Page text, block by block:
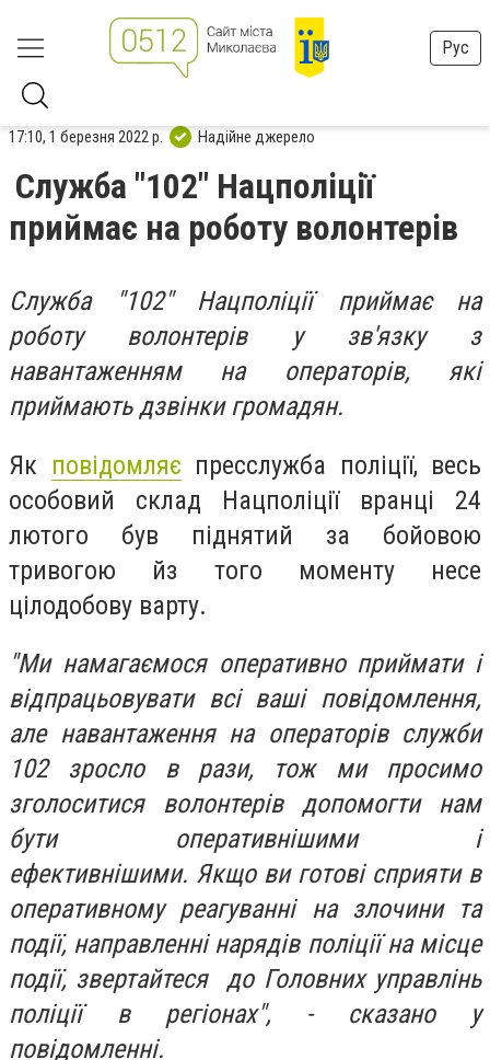
Рус
17:10, 1 березня 2022 р. Надійне джерело
Служба "102" Нацполіції
приймає на роботу волонтерів
Служба "102" Нацполіції приймає на
роботу волонтерів у зв'язку з
навантаженням на операторів, які
приймають дзвінки громадян.
Як повідомляє пресслужба поліції, весь
особовий склад Нацполіції вранці 24
лютого був піднятий за бойовою
тривогою йз того моменту несе
цілодобову варту.
"Ми намагаємося оперативно приймати і
відпрацьовувати всі ваші повідомлення,
але навантаження на операторів служби
102 зросло в рази, тож ми просимо
зголоситися волонтерів допомогти нам
бути оперативнішими і
ефективнішими. Якщо ви готові сприяти в
оперативному реагуванні на злочини та
події, направленні нарядів поліції на місце
події, звертайтеся до Головних управлінь
поліції в регіонах", - сказано у
повідомленні.